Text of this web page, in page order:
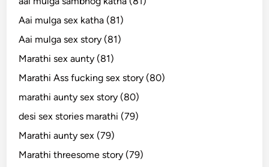
Aai mulga sex katha (81)
Aai mulga sex story (81)
Marathi sex aunty (81)
Marathi Ass fucking sex story (80)
marathi aunty sex story (80)
desi sex stories marathi (79)
Marathi aunty sex (79)
Marathi threesome story (79)